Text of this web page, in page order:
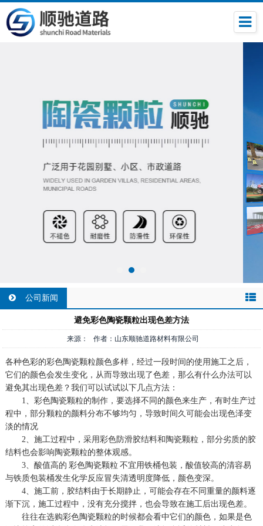
公司新闻
避免彩色陶瓷颗粒出现色差方法
来源： 作者：山东顺驰道路材料有限公司
各种色彩的彩色陶瓷颗粒颜色多样，经过一段时间的使用施工之后，
它们的颜色会发生变化，从而导致出现了色差，那么有什么办法可以
避免其出现色差？我们可以试试以下几点方法：
1、彩色陶瓷颗粒的制作，要选择不同的颜色来生产，有时生产过
程中，部分颗粒的颜料分布不够均匀，导致时间久可能会出现色泽变
淡的情况
2、施工过程中，采用彩色防滑胶结料和陶瓷颗粒，部分劣质的胶
结料也会影响陶瓷颗粒的整体观感。
3、酸值高的 彩色陶瓷颗粒 不宜用铁桶包装，酸值较高的清容易
与铁质包装桶发生化学反应冒失清透明度降低，颜色变深。
4、施工前，胶结料由于长期静止，可能会存在不同重量的颜料逐
渐下沉，施工过程中，没有充分搅拌，也会导致在施工后出现色差。
往往在选购彩色陶瓷颗粒的时候都会看中它们的颜色，如果是色